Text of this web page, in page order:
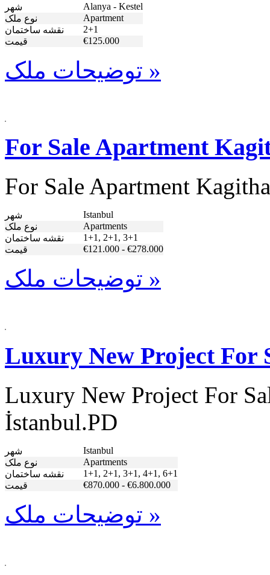
شهر
Alanya - Kestel
نوع ملک
Apartment
نقشه ساختمان
2+1
قیمت
€125.000
توضیحات ملک »
For Sale Apartment
For Sale Apartment
شهر
Istanbul
نوع ملک
Apartments
نقشه ساختمان
1+1, 2+1, 3+1
قیمت
€121.000 - €278.000
توضیحات ملک »
Luxury New Project For
Luxury New Project For
İstanbul.PD
شهر
Istanbul
نوع ملک
Apartments
نقشه ساختمان
1+1, 2+1, 3+1, 4+1, 6+1
قیمت
€870.000 - €6.800.000
توضیحات ملک »